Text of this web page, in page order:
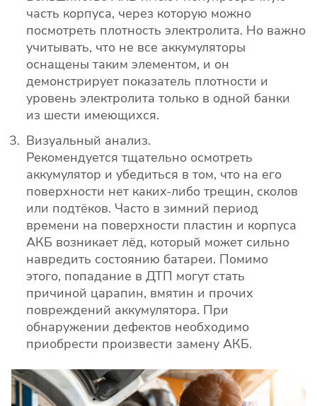
часть корпуса, через которую можно
посмотреть плотность электролита. Но важно
учитывать, что не все аккумуляторы
оснащены таким элементом, и он
демонстрирует показатель плотности и
уровень электролита только в одной банки
из шести имеющихся.
Визуальный анализ.
Рекомендуется тщательно осмотреть
аккумулятор и убедиться в том, что на его
поверхности нет каких-либо трещин, сколов
или подтёков. Часто в зимний период
времени на поверхности пластин и корпуса
АКБ возникает лёд, который может сильно
навредить состоянию батареи. Помимо
этого, попадание в ДТП могут стать
причиной царапин, вмятин и прочих
повреждений аккумулятора. При
обнаружении дефектов необходимо
приобрести произвести замену АКБ.